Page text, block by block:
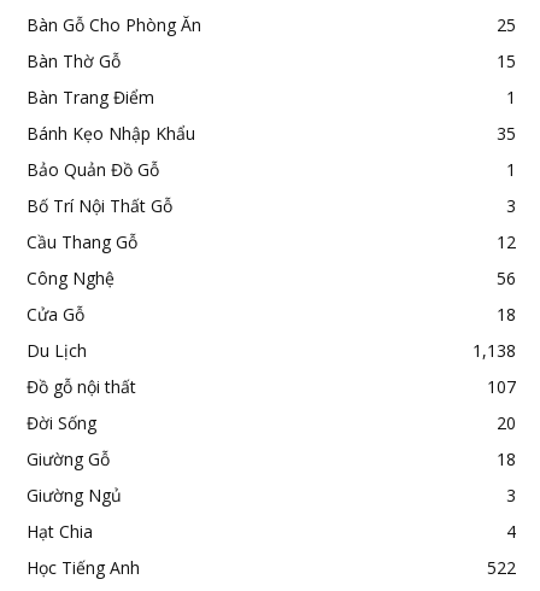
Bàn Gỗ Cho Phòng Ăn
25
Bàn Thờ Gỗ
15
Bàn Trang Điểm
1
Bánh Kẹo Nhập Khẩu
35
Bảo Quản Đồ Gỗ
1
Bố Trí Nội Thất Gỗ
3
Cầu Thang Gỗ
12
Công Nghệ
56
Cửa Gỗ
18
Du Lịch
1,138
Đồ gỗ nội thất
107
Đời Sống
20
Giường Gỗ
18
Giường Ngủ
3
Hạt Chia
4
Học Tiếng Anh
522